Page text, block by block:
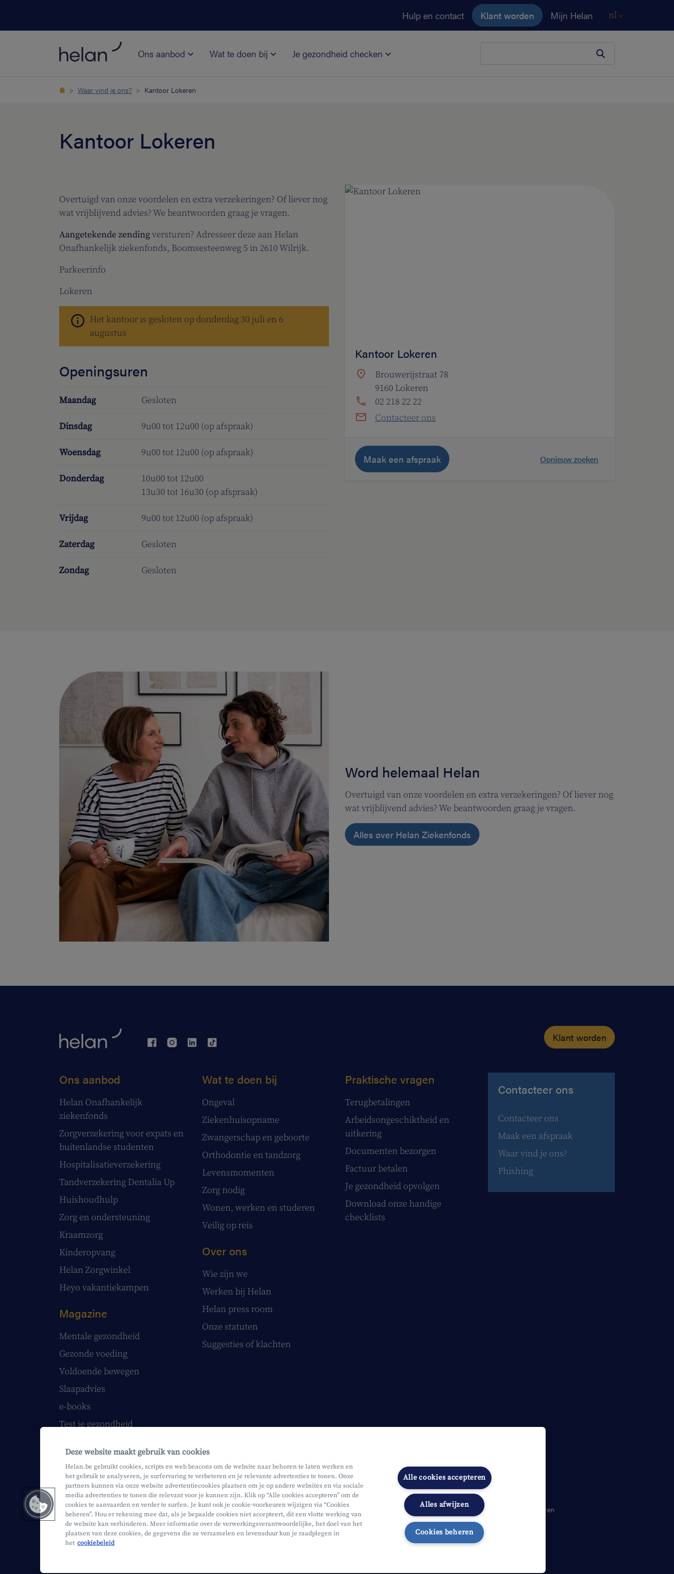
Hulp en contact Klant worden Mijn Helan nl
Ons aanbod Wat te doen bij Je gezondheid checken
Waar vind je ons? Kantoor Lokeren
Kantoor Lokeren
Overtuigd van onze voordelen en extra verzekeringen? Of liever nog
wat vrijblijvend advies? We beantwoorden graag je vragen.
Aangetekende zendingversturen? Adresseer deze aan Helan
Onafhankelijk ziekenfonds, Boomsesteenweg 5 in 2610 Wilrijk.
Parkeerinfo
Lokeren
Het kantoor is gesloten op donderdag 30 juli en 6
augustus
Openingsuren
Maandag Gesloten
Dinsdag 9u00 tot 12u00 (op afspraak)
Woensdag 9u00 tot 12u00 (op afspraak)
Donderdag
10u00 tot 12u00
13u30 tot 16u30 (op afspraak)
Vrijdag 9u00 tot 12u00 (op afspraak)
Zaterdag Gesloten
Zondag Gesloten
Kantoor Lokeren
Brouwerijstraat 78
9160 Lokeren
02 218 22 22
Contacteer ons
Maak een afspraak Opnieuw zoeken
Word helemaal Helan
Overtuigd van onze voordelen en extra verzekeringen? Of liever nog
wat vrijblijvend advies? We beantwoorden graag je vragen.
Alles over Helan Ziekenfonds
Klant worden
Ons aanbod
Helan Onafhankelijk
ziekenfonds
Zorgverzekering voor expats en
buitenlandse studenten
Hospitalisatieverzekering
Tandverzekering Dentalia Up
Huishoudhulp
Zorg en ondersteuning
Kraamzorg
Kinderopvang
Helan Zorgwinkel
Heyo vakantiekampen
Magazine
Mentale gezondheid
Gezonde voeding
Voldoende bewegen
Slaapadvies
e-books
Test je gezondheid
Helan printmagazine
Wat te doen bij
Ongeval
Ziekenhuisopname
Zwangerschap en geboorte
Orthodontie en tandzorg
Levensmomenten
Zorg nodig
Wonen, werken en studeren
Veilig op reis
Over ons
Wie zijn we
Werken bij Helan
Helan press room
Onze statuten
Suggesties of klachten
Praktische vragen
Terugbetalingen
Arbeidsongeschiktheid en
uitkering
Documenten bezorgen
Factuur betalen
Je gezondheid opvolgen
Download onze handige
checklists
Contacteer ons
Contacteer ons
Maak een afspraak
Waar vind je ons?
Phishing
Mifid Privacy Juridische info Onderworpen aan de controle van CDZ Toegankelijkheidsverklaring Cookies beheren
Deze website maakt gebruik van cookies
Helan.be gebruikt cookies, scripts en web beacons om de website naar behoren te laten werken en
het gebruik te analyseren, je surfervaring te verbeteren en je relevante advertenties te tonen. Onze
partners kunnen via onze website advertentiecookies plaatsen om je op andere websites en via sociale
media advertenties te tonen die relevant voor je kunnen zijn. Klik op “Alle cookies accepteren” om de
cookies te aanvaarden en verder te surfen. Je kunt ook je cookie-voorkeuren wijzigen via “Cookies
beheren”. Hou er rekening mee dat, als je bepaalde cookies niet accepteert, dit een vlotte werking van
de website kan verhinderen. Meer informatie over de verwerkingsverantwoordelijke, het doel van het
plaatsen van deze cookies, de gegevens die ze verzamelen en levensduur kun je raadplegen in
het cookiebeleid
Alle cookies accepteren
Alles afwijzen
Cookies beheren